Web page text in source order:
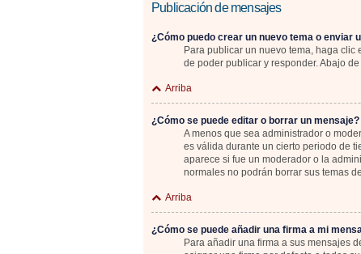
Publicación de mensajes
¿Cómo puedo crear un nuevo tema o enviar
Para publicar un nuevo tema, haga
de poder publicar y responder. Abajo
Arriba
¿Cómo se puede editar o borrar un mensaje?
A menos que sea administrador o
es válida durante un cierto periodo de
aparece si fue un moderador o la
normales no podrán borrar sus temas
Arriba
¿Cómo se puede añadir una firma a mi
Para añadir una firma a sus mensajes